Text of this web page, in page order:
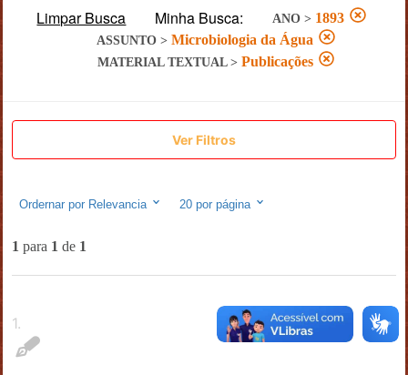
Limpar Busca Minha Busca: ANO > 1893
ASSUNTO > Microbiologia da Água
MATERIAL TEXTUAL> Publicações
Ver Filtros
Ordernar por Relevancia 20por página
1 para 1 de 1
1.